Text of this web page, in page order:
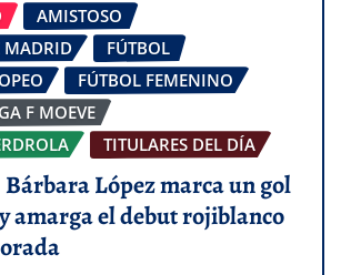
AMISTOSO
MADRID
FÚTBOL
FÚTBOL FEMENINO
F MOEVE
TITULARES DEL DÍA
López marca un gol
amarga el debut rojiblanco